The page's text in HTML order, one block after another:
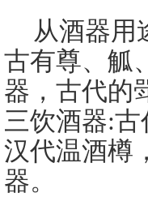
从酒器用
古有尊、觚
器，古代的
三饮酒器:
汉代温酒樽
器。